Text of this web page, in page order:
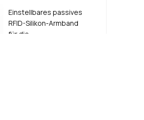
Einstellbares passives
RFID-Silikon-Armband
für die